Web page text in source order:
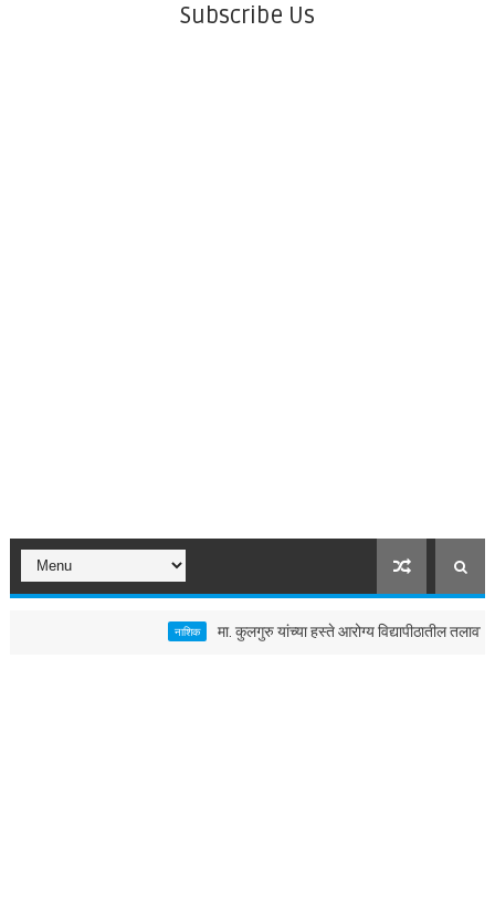
Subscribe Us
मा. कुलगुरु यांच्या हस्ते आरोग्य विद्यापीठातील तलावाचे जलपूजन